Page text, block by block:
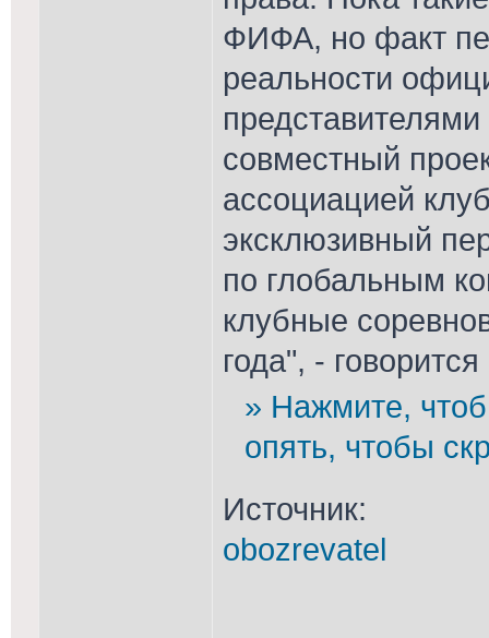
ФИФА, но факт
реальности
совместный
ассоциацией
эксклюзивный
по глобальным
клубные
года", -
» Нажмите,
опять, чтобы
Источник:
obozrevatel